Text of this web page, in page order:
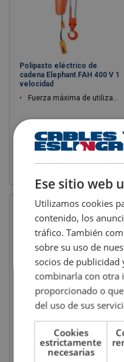
Polipasto eléctrico de
cadena Elephant FAH 400 V 1
velocidad
Fuerza máxima de utilización WLL: 0.5 - 3 ton
Fuerza máxima de utilización WLL: 0.5 - 5 ton
Ese sitio web
Utilizamos cookies
contenido, los
tráfico. También
sobre su uso de
socios de publicidad
combinarla con otra
proporcionado o
del uso de sus
Cookies
estrictamente
necesarias